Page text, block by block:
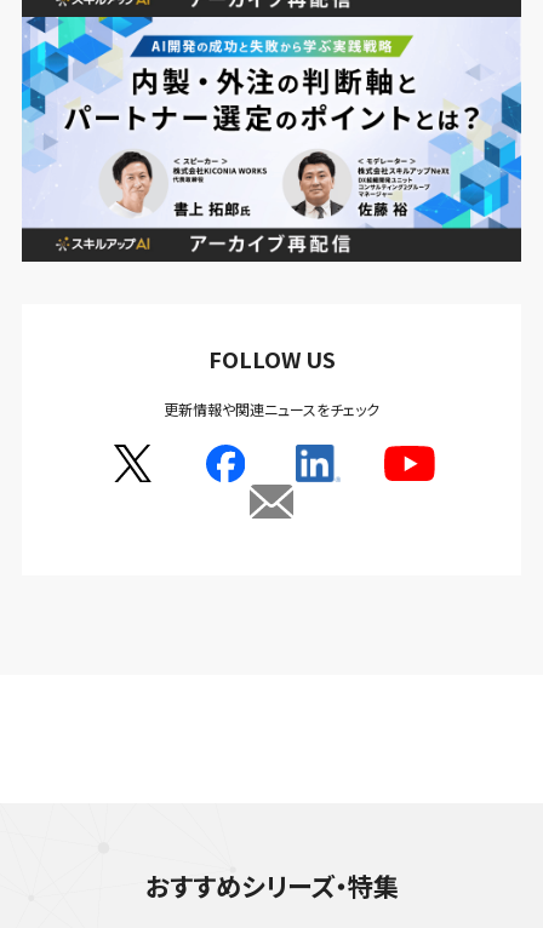
FOLLOW US
更新情報や関連ニュースをチェック
おすすめシリーズ・特集